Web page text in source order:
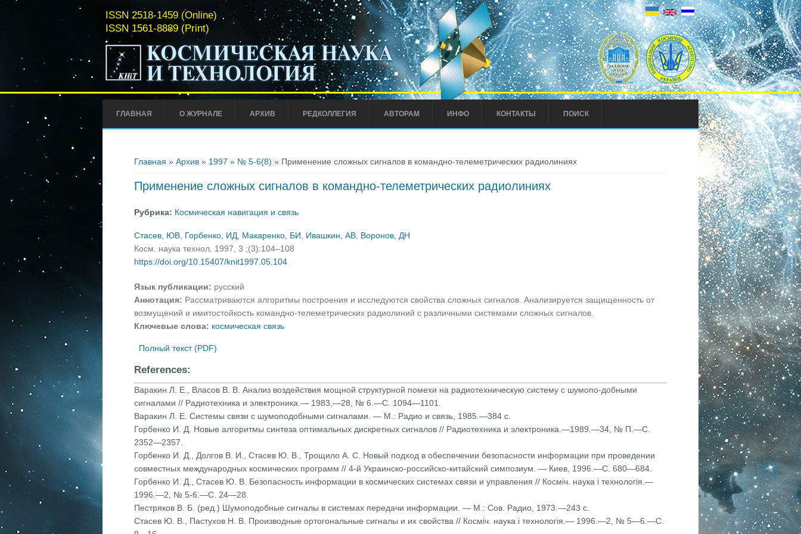
ISSN 2518-1459 (Online)
ISSN 1561-8889 (Print)
ГЛАВНАЯ О ЖУРНАЛЕ АРХИВ РЕДКОЛЛЕГИЯ АВТОРАМ ИНФО КОНТАКТЫ ПОИСК
Главная » Архив» 1997 » № 5-6(8) » Применение сложных сигналов в командно-телеметрических радиолиниях
Применение сложных сигналов в командно-телеметрических радиолиниях
Рубрика: Космическая навигация и связь
Стасев, ЮВ, Горбенко, ИД, Макаренко, БИ, Ивашкин, АВ, Воронов, ДН
Косм. наука технол. 1997, 3 ;(3):104–108
https://doi.org/10.15407/knit1997.05.104
Язык публикации: русский
Аннотация: Рассматриваются алгоритмы построения и исследуются свойства сложных сигналов. Анализируется защищенность от
возмущений и имитостойкость командно-телеметрических радиолиний с различными системами сложных сигналов.
Ключевые слова: космическая связь
Полный текст (PDF)
References:
Варакин Л. Е., Власов В. В. Анализ воздействия мощной структурной помехи на радиотехническую систему с шумопо-добными
сигналами // Радиотехника и электроника.— 1983,—28, № 6.—С. 1094—1101.
Варакин Л. Е. Системы связи с шумоподобными сигналами. — М.: Радио и связь, 1985.—384 с.
Горбенко И. Д. Новые алгоритмы синтеза оптимальных дискрет­ных сигналов // Радиотехника и электроника.—1989.—34, № П.—С.
2352—2357.
Горбенко И. Д., Долгов В. И., Стасев Ю. В., Трощило А. С. Новый подход в обеспечении безопасности информации при проведении
совместных международных космических про­грамм // 4-й Украинско-российско-китайский симпозиум. — Киев, 1996.—С. 680—684.
Горбенко И. Д., Стасев Ю. В. Безопасность информации в космических системах связи и управления // Косміч. наука і технологія.—
1996.—2, № 5-6.—С. 24—28.
Пестряков В. Б. (ред.) Шумоподобные сигналы в системах передачи информации. — М.: Сов. Радио, 1973.—243 с.
Стасев Ю. В., Пастухов Н. В. Производные ортогональные сигналы и их свойства // Косміч. наука і технологія.— 1996.—2, № 5—6.—С.